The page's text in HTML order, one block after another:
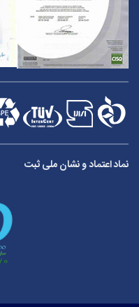
نماد اعتماد و نشان ملی ثبت